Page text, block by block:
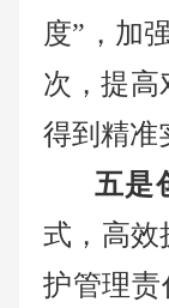
度”，加
次，提高
得到精准
五是
式，高效
护管理责